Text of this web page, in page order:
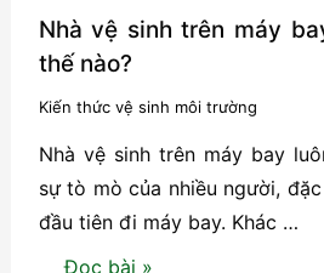
Nhà vệ sinh trên máy
thế nào?
Kiến thức vệ sinh môi trường
Nhà vệ sinh trên máy bay
sự tò mò của nhiều người,
đầu tiên đi máy bay. Khác …
Nhà
Đọc bài »